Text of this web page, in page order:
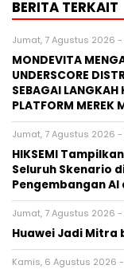
BERITA TERKAIT
Jumat, 7 Agustus 2026 -
MONDEVITA
UNDERSCORE
SEBAGAI
PLATFORM MEREK
Jumat, 7 Agustus 2026 -
HIKSEMI
Seluruh Skenario
Pengembangan
Jumat, 7 Agustus 2026 -
Huawei Jadi Mitra
Kamis, 6 Agustus 2026 -